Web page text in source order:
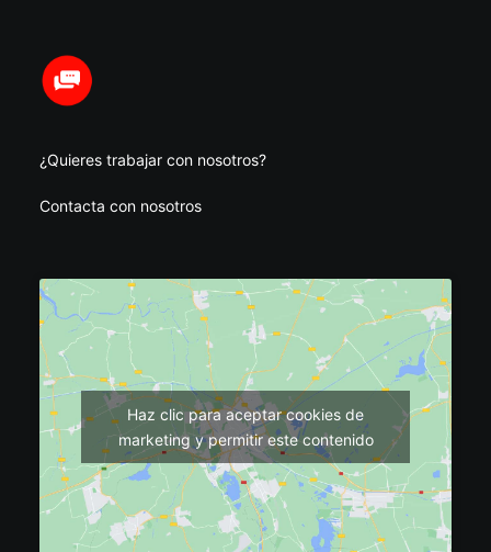
¿Quieres trabajar con nosotros?
Contacta con nosotros
Haz clic para aceptar cookies de
marketing y permitir este contenido